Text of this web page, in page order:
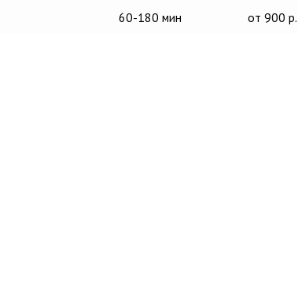
60-180 мин от 900 р.